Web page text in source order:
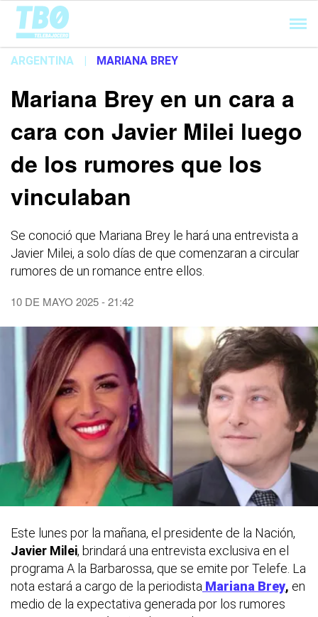
Cargando...
ARGENTINA | MARIANA BREY
Mariana Brey en un cara a
cara con Javier Milei luego
de los rumores que los
vinculaban
Se conoció que Mariana Brey le hará una entrevista a
Javier Milei, a solo días de que comenzaran a circular
rumores de un romance entre ellos.
10 DE MAYO 2025 - 21:42
Este lunes por la mañana, el presidente de la Nación,
Javier Milei, brindará una entrevista exclusiva en el
programa A la Barbarossa, que se emite por Telefe. La
nota estará a cargo de la periodista Mariana Brey, en
medio de la expectativa generada por los rumores